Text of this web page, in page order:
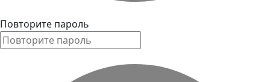
Повторите пароль